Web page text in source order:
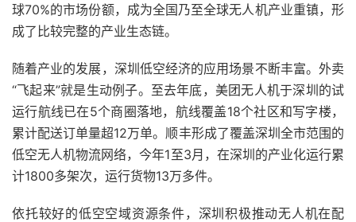
球70%的市场份额，成为全国乃至全球无人机产业重镇，形
成了比较完整的产业生态链。
随着产业的发展，深圳低空经济的应用场景不断丰富。外卖
“飞起来”就是生动例子。至去年底，美团无人机于深圳的试
运行航线已在5个商圈落地，航线覆盖18个社区和写字楼，
累计配送订单量超12万单。顺丰形成了覆盖深圳全市范围的
低空无人机物流网络，今年1至3月，在深圳的产业化运行累
计1800多架次，运行货物13万多件。
依托较好的低空空域资源条件，深圳积极推动无人机在配